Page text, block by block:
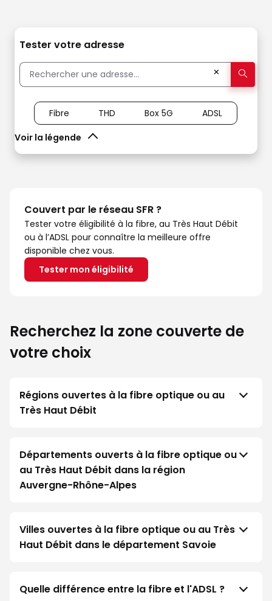
Tester votre adresse
✕
Voir la légende
Fibre THD Box 5G ADSL
Couvert par le réseau SFR ?
Tester votre éligibilité à la fibre, au Très Haut Débit
ou à l’ADSL pour connaître la meilleure offre
disponible chez vous.
Tester mon éligibilité
Recherchez la zone couverte de
votre choix
Régions ouvertes à la fibre optique ou au
Très Haut Débit
Départements ouverts à la fibre optique ou
au Très Haut Débit dans la région
Auvergne-Rhône-Alpes
Villes ouvertes à la fibre optique ou au Très
Haut Débit dans le département Savoie
Quelle différence entre la fibre et l'ADSL ?